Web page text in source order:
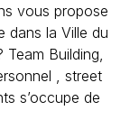
vous propose
dans la Ville du
Building,
, street
s’occupe de